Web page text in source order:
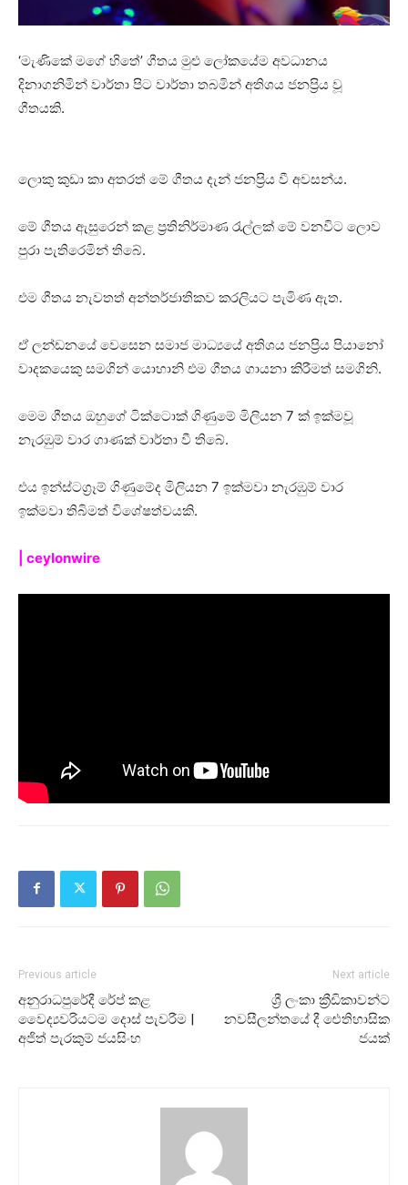
‘මැණිකේ මගේ හිතේ’ ගීතය මුළු ලෝකයේම අවධානය
දිනාගනිමින් වාර්තා පිට වාර්තා තබමින් අතිශය ජනප්‍රිය වූ
ගීතයකි.
ලොකු කුඩා කා අතරත් මේ ගීතය දැන් ජනප්‍රිය වී අවසන්ය.
මේ ගීතය ඇසුරෙන් කළ ප්‍රතිනිර්මාණ රැල්ලක් මේ වනවිට ලොව
පුරා පැතිරෙමින් තිබේ.
එම ගීතය නැවතත් අන්තර්ජාතිකව කරලියට පැමිණ ඇත.
ඒ ලන්ඩනයේ වෙසෙන සමාජ මාධ්‍යයේ අතිශය ජනප්‍රිය පියානෝ
වාදකයෙකු සමගින් යොහානි එම ගීතය ගායනා කිරීමත් සමගිනි.
මෙම ගීතය ඔහුගේ ටික්ටොක් ගිණුමේ මිලියන 7 ක් ඉක්මවූ
නැරඹුම් වාර ගාණක් වාර්තා වී තිබේ.
එය ඉන්ස්ටග්‍රෑම් ගිණුමේද මිලියන 7 ඉක්මවා නැරඹුම් වාර
ඉක්මවා තිබිමත් විශේෂත්වයකි.
| ceylonwire
Previous article
අනුරාධපුරේදී රේප් කළ
වෛද්‍යවරියටම දොස් පැවරීම |
අජිත් පැරකුම් ජයසිංහ
Next article
ශ්‍රී ලංකා ක්‍රීඩිකාවන්ට
නවසීලන්තයේ දී ඓතිහාසික
ජයක්